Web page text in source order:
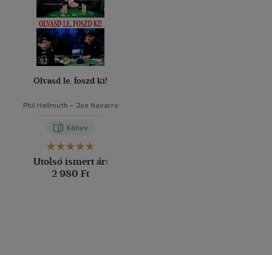
Olvasd le, foszd ki!
Phil Hellmuth - Joe Navarro
Könyv
Utolsó ismert ár:
2 980 Ft